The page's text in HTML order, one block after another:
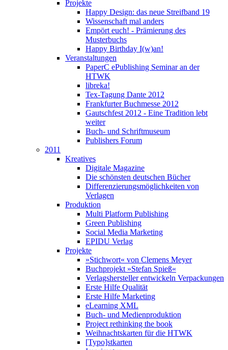
Projekte
Happy Design: das neue Streifband 19
Wissenschaft mal anders
Empört euch! - Prämierung des
Musterbuchs
Happy Birthday I(w)an!
Veranstaltungen
PaperC ePublishing Seminar an der
HTWK
libreka!
Tex-Tagung Dante 2012
Frankfurter Buchmesse 2012
Gautschfest 2012 - Eine Tradition lebt
weiter
Buch- und Schriftmuseum
Publishers Forum
2011
Kreatives
Digitale Magazine
Die schönsten deutschen Bücher
Differenzierungsmöglichkeiten von
Verlagen
Produktion
Multi Platform Publishing
Green Publishing
Social Media Marketing
EPIDU Verlag
Projekte
»Stichwort« von Clemens Meyer
Buchprojekt »Stefan Spieß«
Verlagshersteller entwickeln Verpackungen
Erste Hilfe Qualität
Erste Hilfe Marketing
eLearning XML
Buch- und Medienproduktion
Project rethinking the book
Weihnachtskarten für die HTWK
[Typo]stkarten